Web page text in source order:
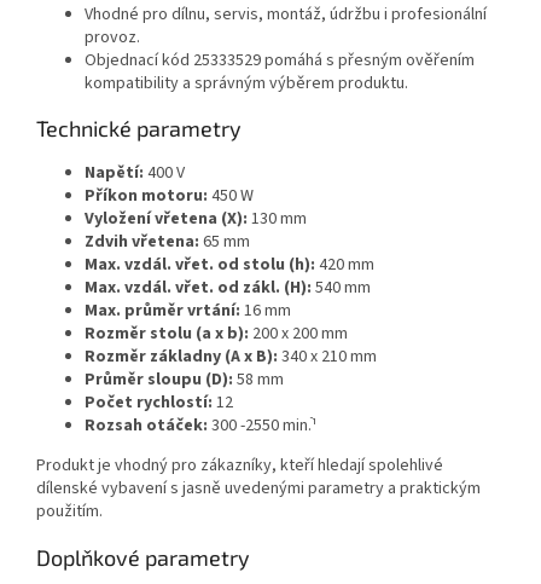
Vhodné pro dílnu, servis, montáž, údržbu i profesionální
provoz.
Objednací kód 25333529 pomáhá s přesným ověřením
kompatibility a správným výběrem produktu.
Technické parametry
Napětí: 400 V
Příkon motoru: 450 W
Vyložení vřetena (X): 130 mm
Zdvih vřetena: 65 mm
Max. vzdál. vřet. od stolu (h): 420 mm
Max. vzdál. vřet. od zákl. (H): 540 mm
Max. průměr vrtání: 16 mm
Rozměr stolu (a x b): 200 x 200 mm
Rozměr základny (A x B): 340 x 210 mm
Průměr sloupu (D): 58 mm
Počet rychlostí: 12
Rozsah otáček: 300 -2550 min.ֿ¹
Produkt je vhodný pro zákazníky, kteří hledají spolehlivé
dílenské vybavení s jasně uvedenými parametry a praktickým
použitím.
Doplňkové parametry